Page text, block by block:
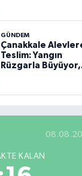
GÜNDEM
Çanakkale
Teslim: Yangın
Rüzgarla Büyüyor,
KALAN